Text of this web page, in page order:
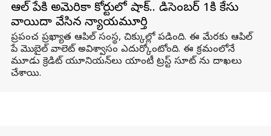
ఆపిల్ పేకి అమెరికా కోర్టులో షాక్.. డిసెంబర్ 1కి కేసు
వాయిదా వేసిన న్యాయమూర్తి
ప్రపంచ ప్రఖ్యాత ఆపిల్ సంస్థ, చిక్కుల్లో పడింది. ఈ మేరకు ఆపిల్
పే మొబైల్ వాలెట్‌ అవిశ్వాసం ఎదుర్కోంటోంది. ఈ క్రమంలోనే
మూడు క్రెడిట్ యూనియన్‌లు యాంటీ ట్రస్ట్ సూట్ ను దాఖలు
చేశాయి.